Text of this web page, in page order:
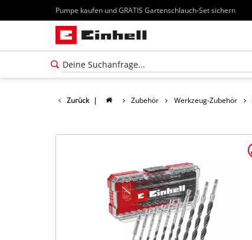
Pumpe kaufen und GRATIS Gartenschlauch-Set sichern
Zurück | Zubehör Werkzeug-Zubehör